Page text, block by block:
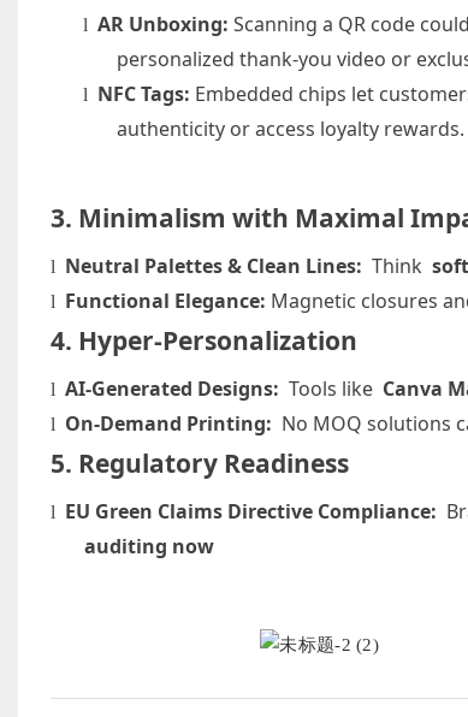
l AR Unboxing: Scanning a QR code
personalized thank-you video or
l NFC Tags: Embedded chips let
authenticity or access loyalty rewards.
3. Minimalism with Maximal
l Neutral Palettes & Clean Lines: Think
l Functional Elegance: Magnetic closures
4. Hyper-Personalization
l AI-Generated Designs: Tools like Canva
l On-Demand Printing: No MOQ solutions
5. Regulatory Readiness
l EU Green Claims Directive Compliance:
auditing now